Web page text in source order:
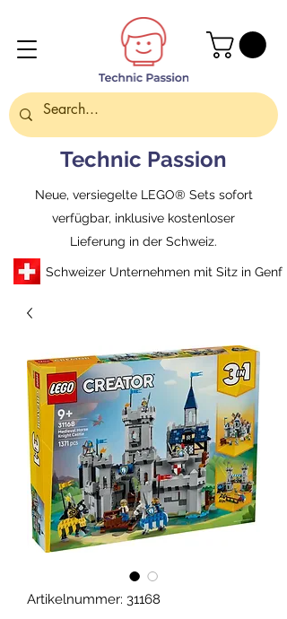
Neue, versiegelte LEGO® Sets sofort
verfügbar, inklusive kostenloser
Lieferung in der Schweiz.
Technic Passion
Schweizer Unternehmen mit Sitz in Genf
Artikelnummer: 31168